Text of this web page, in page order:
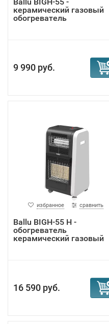
керамический газовый
обогреватель
9 990 руб.
избранное сравнить
Ballu BIGH-55 H -
обогреватель
керамический газовый
16 590 руб.